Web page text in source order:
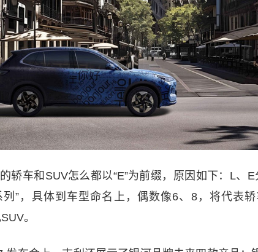
轿车和SUV怎么都以“E”为前缀，原因如下：L、
列”，具体到车型命名上，偶数像6、8，将代表
。